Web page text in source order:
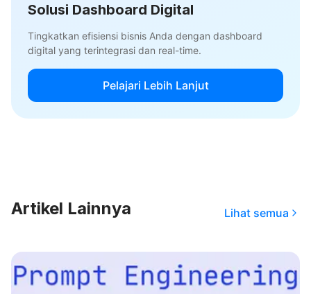
Solusi Dashboard Digital
Tingkatkan efisiensi bisnis Anda dengan dashboard
digital yang terintegrasi dan real-time.
Pelajari Lebih Lanjut
Artikel Lainnya Lihat semua